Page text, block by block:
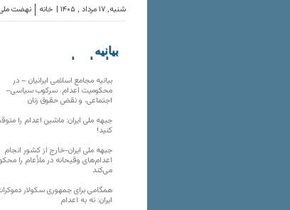
نهضت خانه شنبه, ۱۷ مرداد , ۱۴۰۵ |
بیانیه
سازمان‌های
بیانیه مجامع اسلامی ایرانیان – در
محکومیت اعدام، سرکوب سیاسی–
اجتماعی، و نقض حقوق زنان
جبهه ملی ایران: ماشین اعدام را
کنید!
جبهه ملی ایران-خارج از کشور انجام
اعدام‌های وقیحانه در ملأِعام را
می‌کند
همگامی برای جمهوری سکولار
ایران: نه به اعدام